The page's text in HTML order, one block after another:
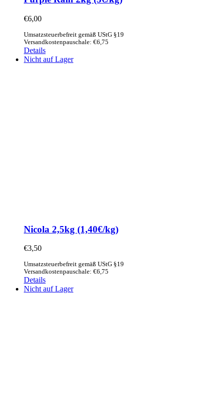
€6,00
Umsatzsteuerbefreit gemäß UStG §19
Versandkostenpauschale: €6,75
Details
Nicht auf Lager
Nicola 2,5kg (1,40€/kg)
€3,50
Umsatzsteuerbefreit gemäß UStG §19
Versandkostenpauschale: €6,75
Details
Nicht auf Lager